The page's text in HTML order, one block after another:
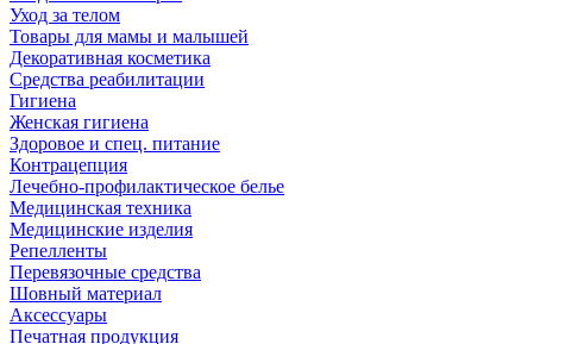
Уход за телом
Товары для мамы и малышей
Декоративная косметика
Средства реабилитации
Гигиена
Женская гигиена
Здоровое и спец. питание
Контрацепция
Лечебно-профилактическое белье
Медицинская техника
Медицинские изделия
Репелленты
Перевязочные средства
Шовный материал
Аксессуары
Печатная продукция